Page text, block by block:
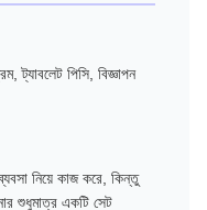
ট্যাবলেট পিসি, বিজ্ঞাপন
নিয়ে কাজ করে, কিন্তু
শুধুমাত্র একটি সেট